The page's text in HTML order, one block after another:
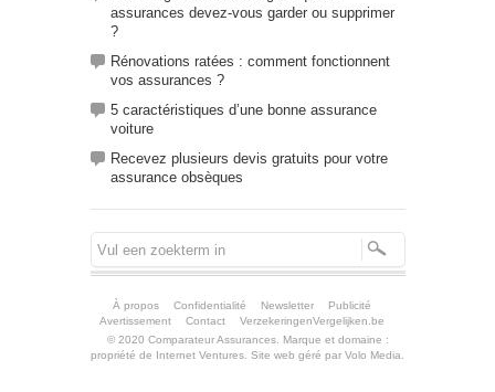
assurances devez-vous garder ou supprimer
?
Rénovations ratées : comment fonctionnent
vos assurances ?
5 caractéristiques d’une bonne assurance
voiture
Recevez plusieurs devis gratuits pour votre
assurance obsèques
À propos Confidentialité Newsletter
Publicité
Avertissement
Contact
VerzekeringenVergelijken.be
© 2020 Comparateur Assurances. Marque et domaine :
propriété de Internet Ventures . Site web géré par Volo Media